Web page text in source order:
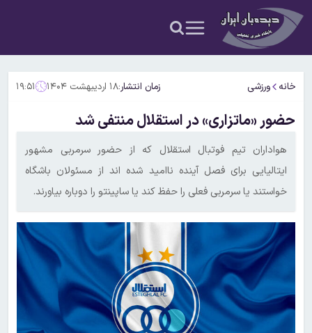
خانه ورزشی زمان انتشار:۱۸ اردیبهشت ۱۴۰۴ ۱۹:۵۱
حضور «ماتزاری» در استقلال منتفی شد
هواداران تیم فوتبال استقلال که از حضور سرمربی مشهور
ایتالیایی برای فصل آینده ناامید شده اند از مسئولان باشگاه
خواستند یا سرمربی فعلی را حفظ کند یا ساپینتو را دوباره بیاورند.